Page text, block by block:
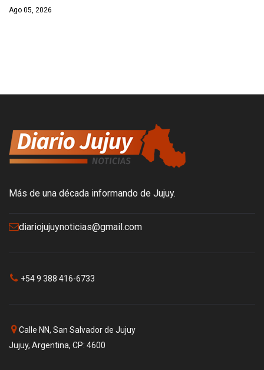
Ago 05, 2026
Más de una década informando de Jujuy.
diariojujuynoticias@gmail.com
+54 9 388 416-6733
Calle NN, San Salvador de Jujuy
Jujuy, Argentina, CP: 4600